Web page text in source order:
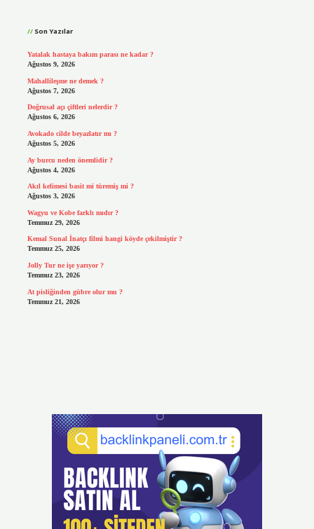
Son Yazılar
Yatalak hastaya bakım parası ne kadar ?
Ağustos 9, 2026
Mahallileşme ne demek ?
Ağustos 7, 2026
Doğrusal açı çiftleri nelerdir ?
Ağustos 6, 2026
Avokado cilde beyazlatır mı ?
Ağustos 5, 2026
Ay burcu neden önemlidir ?
Ağustos 4, 2026
Akıl kelimesi basit mi türemiş mi ?
Ağustos 3, 2026
Wagyu ve Kobe farklı mıdır ?
Temmuz 29, 2026
Kemal Sunal İnatçı filmi hangi köyde çekilmiştir ?
Temmuz 25, 2026
Jolly Tur ne işe yarıyor ?
Temmuz 23, 2026
At pisliğinden gübre olur mu ?
Temmuz 21, 2026